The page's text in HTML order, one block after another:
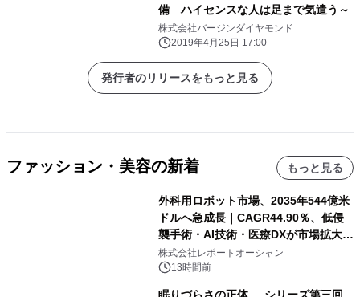
備 ハイセンスな人は足まで気遣う～
株式会社バージンダイヤモンド
2019年4月25日 17:00
発行者のリリースをもっと見る
ファッション・美容の新着 もっと見る
外科用ロボット市場、2035年544億米
ドルへ急成長｜CAGR44.90％、低侵
襲手術・AI技術・医療DXが市場拡大を
牽引
株式会社レポートオーシャン
13時間前
眠りづらさの正体──シリーズ第三回